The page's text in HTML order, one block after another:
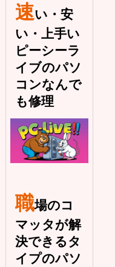
速い・安
い・上手い
ピーシーラ
イブのパソ
コンなんで
も修理
職場のコ
マッタが解
決できるタ
イプのパソ